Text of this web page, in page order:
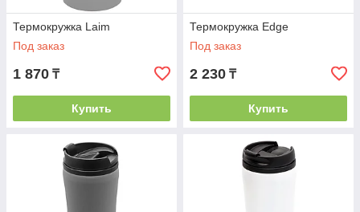
Термокружка Laim
Под заказ
1 870 ₸
Купить
Термокружка Edge
Под заказ
2 230 ₸
Купить